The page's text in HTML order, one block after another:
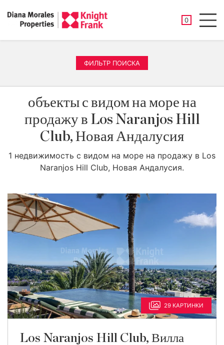
0
ФИЛЬТР ПОИСКА
объекты с видом на море на
продажу в Los Naranjos Hill
Club, Новая Андалусия
1 недвижимость с видом на море на продажу в Los
Naranjos Hill Club, Новая Андалусия.
29 КАРТИНКИ
Los Naranjos Hill Club, Вилла